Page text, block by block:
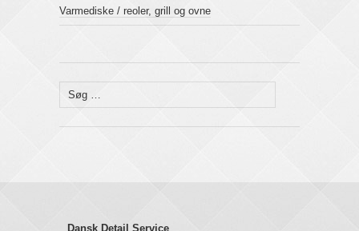
Varmediske / reoler, grill og ovne
Søg
efter:
Dansk Detail Service